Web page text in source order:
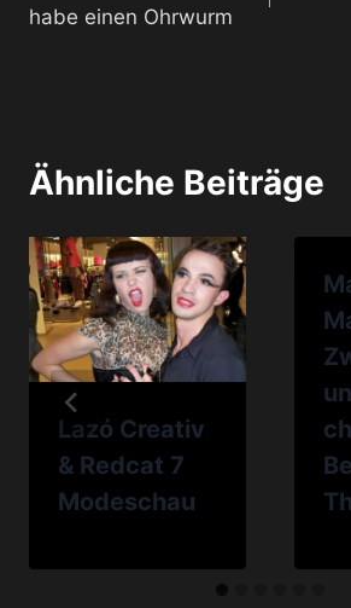
habe einen Ohrwurm
Ähnliche Beiträge
Lazó Creativ
& Redcat 7
Modeschau